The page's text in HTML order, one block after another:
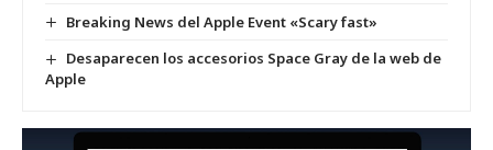
Breaking News del Apple Event «Scary fast»
Desaparecen los accesorios Space Gray de la web de
Apple